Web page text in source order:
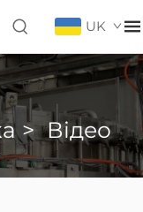
UK
>Відео